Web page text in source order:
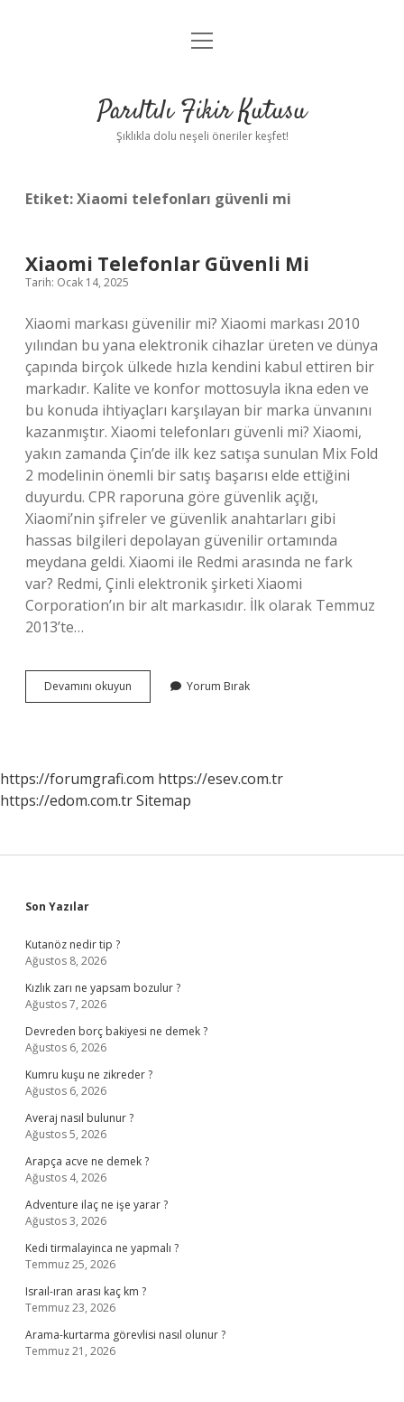
Anasayfa
Yasal Uyarı
menüyü
Parıltılı Fikir Kutusu
Şıklıkla dolu neşeli öneriler keşfet!
Etiket:Xiaomi telefonları güvenli mi
Xiaomi Telefonlar Güvenli Mi
Tarih: Ocak 14, 2025
Xiaomi markası güvenilir mi? Xiaomi markası 2010
yılından bu yana elektronik cihazlar üreten ve dünya
çapında birçok ülkede hızla kendini kabul ettiren bir
markadır. Kalite ve konfor mottosuyla ikna eden ve
bu konuda ihtiyaçları karşılayan bir marka ünvanını
kazanmıştır. Xiaomi telefonları güvenli mi? Xiaomi,
yakın zamanda Çin’de ilk kez satışa sunulan Mix Fold
2 modelinin önemli bir satış başarısı elde ettiğini
duyurdu. CPR raporuna göre güvenlik açığı,
Xiaomi’nin şifreler ve güvenlik anahtarları gibi
hassas bilgileri depolayan güvenilir ortamında
meydana geldi. Xiaomi ile Redmi arasında ne fark
var? Redmi, Çinli elektronik şirketi Xiaomi
Corporation’ın bir alt markasıdır. İlk olarak Temmuz
2013’te…
Devamını okuyun
Telefonlar
Yorum Bırak
https://forumgrafi.com https://esev.com.tr
https://edom.com.trSitemap
Sidebar
Son Yazılar
Kutanöz nedir tip ?
Ağustos 8, 2026
Kızlık zarı ne yapsam bozulur ?
Ağustos 7, 2026
Devreden borç bakiyesi ne demek ?
Ağustos 6, 2026
Kumru kuşu ne zikreder ?
Ağustos 6, 2026
Averaj nasıl bulunur ?
Ağustos 5, 2026
Arapça acve ne demek ?
Ağustos 4, 2026
Adventure ilaç ne işe yarar ?
Ağustos 3, 2026
Kedi tirmalayinca ne yapmalı ?
Temmuz 25, 2026
Israıl-ıran arası kaç km ?
Temmuz 23, 2026
Arama-kurtarma görevlisi nasıl olunur ?
Temmuz 21, 2026